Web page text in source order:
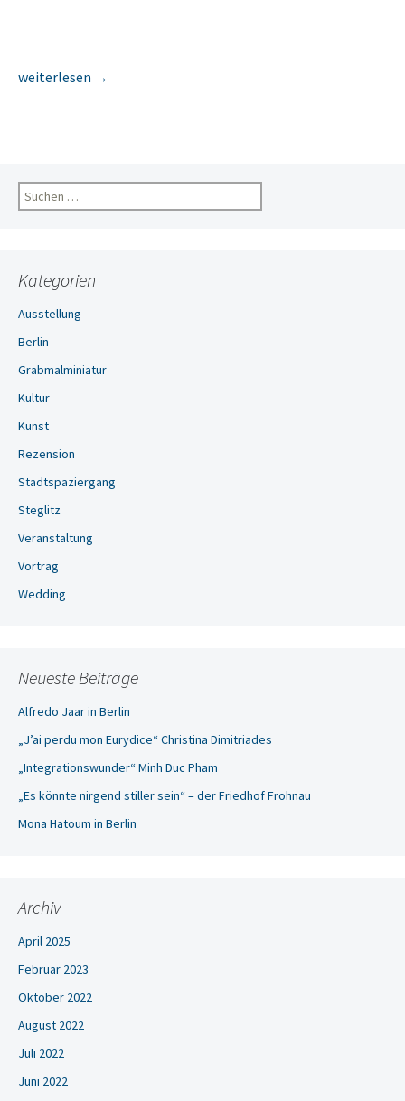
Auf Augenhöhe? Darstellungen von Ehepaaren auf
weiterlesen →
Suchen
nach:
Kategorien
Ausstellung
Berlin
Grabmalminiatur
Kultur
Kunst
Rezension
Stadtspaziergang
Steglitz
Veranstaltung
Vortrag
Wedding
Neueste Beiträge
Alfredo Jaar in Berlin
„J’ai perdu mon Eurydice“ Christina Dimitriades
„Integrationswunder“ Minh Duc Pham
„Es könnte nirgend stiller sein“ – der Friedhof Frohnau
Mona Hatoum in Berlin
Archiv
April 2025
Februar 2023
Oktober 2022
August 2022
Juli 2022
Juni 2022